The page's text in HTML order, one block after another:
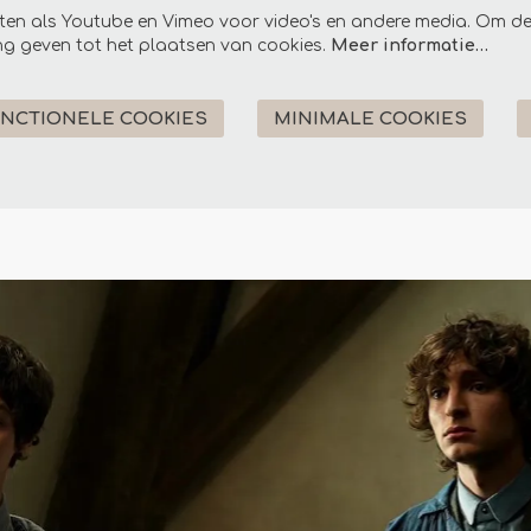
als Youtube en Vimeo voor video's en andere media. Om
geven tot het plaatsen van cookies. Meer informatie…
COOKIES MINIMALE COOKIES